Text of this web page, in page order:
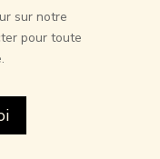
sur notre
pour toute